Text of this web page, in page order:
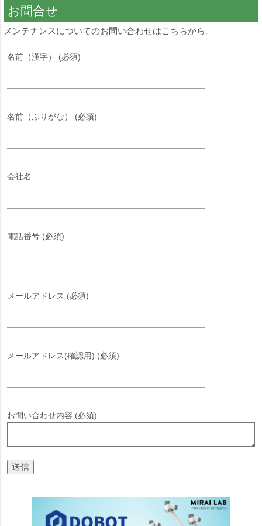
お問合せ
メンテナンスについてのお問い合わせはこちらから。
名前（漢字） (必須)
名前（ふりがな） (必須)
会社名
電話番号 (必須)
メールアドレス (必須)
メールアドレス(確認用) (必須)
お問い合わせ内容 (必須)